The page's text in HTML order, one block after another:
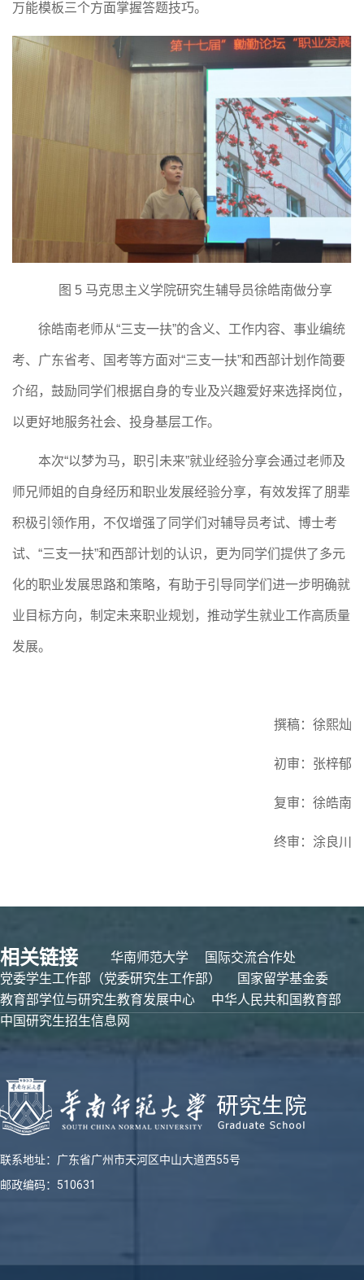
万能模板三个方面掌握答题技巧。
图 5 马克思主义学院研究生辅导员徐皓南做分享
徐皓南老师从“三支一扶”的含义、工作内容、事业编统
考、广东省考、国考等方面对“三支一扶”和西部计划作简要
介绍，鼓励同学们根据自身的专业及兴趣爱好来选择岗位，
以更好地服务社会、投身基层工作。
本次“以梦为马，职引未来”就业经验分享会通过老师及
师兄师姐的自身经历和职业发展经验分享，有效发挥了朋辈
积极引领作用，不仅增强了同学们对辅导员考试、博士考
试、 “三支一扶”和西部计划的认识，更为同学们提供了多元
化的职业发展思路和策略，有助于引导同学们进一步明确就
业目标方向，制定未来职业规划，推动学生就业工作高质量
发展。
撰稿：徐熙灿
初审：张梓郁
复审：徐皓南
终审：涂良川
相关链接 华南师范大学
国际交流合作处
党委学生工作部（党委研究生工作部）
国家留学基金委
教育部学位与研究生教育发展中心
中华人民共和国教育部
中国研究生招生信息网
联系地址：广东省广州市天河区中山大道西55号
邮政编码：510631